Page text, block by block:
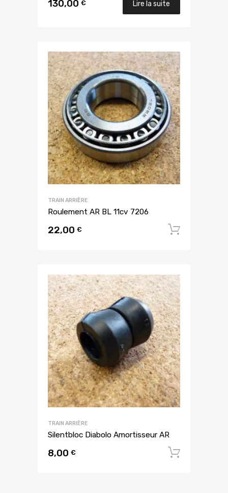
130,00 € Lire la suite
TRAIN ARRIÈRE
Roulement AR BL 11cv 7206
22,00 €
TRAIN ARRIÈRE
Silentbloc Diabolo Amortisseur AR
8,00 €